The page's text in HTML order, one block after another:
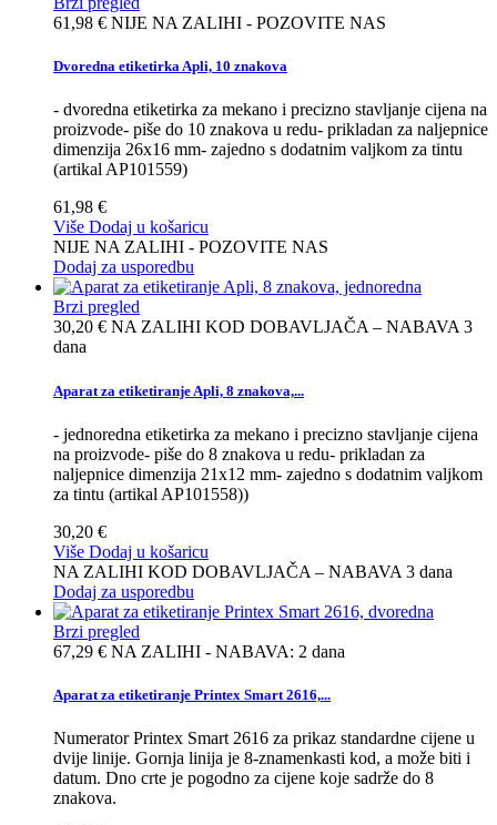
61,98 € NIJE NA ZALIHI - POZOVITE NAS
Dvoredna etiketirka Apli, 10 znakova
- dvoredna etiketirka za mekano i precizno stavljanje cijena na
proizvode- piše do 10 znakova u redu- prikladan za naljepnice
dimenzija 26x16 mm- zajedno s dodatnim valjkom za tintu
(artikal AP101559)
61,98 €
Više Dodaj u košaricu
NIJE NA ZALIHI - POZOVITE NAS
Dodaj za usporedbu
Brzi pregled
30,20 € NA ZALIHI KOD DOBAVLJAČA – NABAVA 3
dana
Aparat za etiketiranje Apli, 8 znakova,...
- jednoredna etiketirka za mekano i precizno stavljanje cijena
na proizvode- piše do 8 znakova u redu- prikladan za
naljepnice dimenzija 21x12 mm- zajedno s dodatnim valjkom
za tintu (artikal AP101558))
30,20 €
Više Dodaj u košaricu
NA ZALIHI KOD DOBAVLJAČA – NABAVA 3 dana
Dodaj za usporedbu
Brzi pregled
67,29 € NA ZALIHI - NABAVA: 2 dana
Aparat za etiketiranje Printex Smart 2616,...
Numerator Printex Smart 2616 za prikaz standardne cijene u
dvije linije. Gornja linija je 8-znamenkasti kod, a može biti i
datum. Dno crte je pogodno za cijene koje sadrže do 8
znakova.